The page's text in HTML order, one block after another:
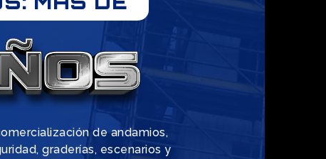
de andamios,
graderías, escenarios y